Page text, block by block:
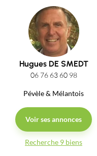
Hugues DE SMEDT
06 76 63 60 98
Pévèle & Mélantois
Voir ses annonces
Recherche 9 biens